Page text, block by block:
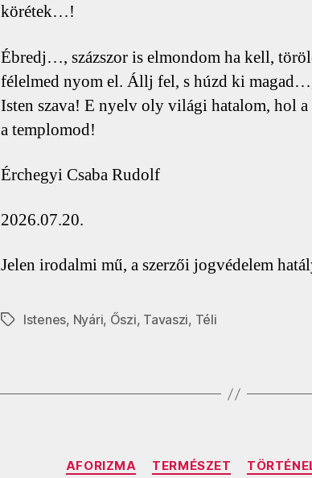
körétek…!
Ébredj…, százszor is elmondom ha kell,
félelmed nyom el. Állj fel, s húzd ki
Isten szava! E nyelv oly világi hatalom, hol
a templomod!
Érchegyi Csaba Rudolf
2026.07.20.
Jelen irodalmi mű, a szerzői jogvédelem
CímkékIstenes, Nyári, Őszi, Tavaszi, Téli
Kategóriák
AFORIZMA TERMÉSZET